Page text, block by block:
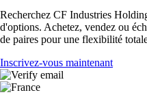
Recherchez CF Industries
d'options. Achetez, vendez ou
de paires pour une flexibilité
Inscrivez-vous maintenant